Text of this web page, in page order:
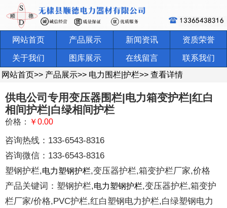
网站首页 产品展示 新闻资讯 资质荣誉
关于我们 图库展示 在线留言
联系我们
网站首页>> 产品展示>> 电力围栏|护栏>> 查看详情
供电公司专用变压器围栏|电力箱变护栏|红白
相间护栏|白绿相间护栏
价格： ￥0.00
咨询热线：133-6543-8316
咨询微信：133-6543-8316
塑钢护栏,电力塑钢护栏,变压器护栏,箱变护栏厂家,价格
产品关键词：塑钢护栏,电力塑钢护栏,变压器护栏,箱变护
栏厂家/价格,PVC护栏,红白塑钢电力护栏,白绿塑钢电力